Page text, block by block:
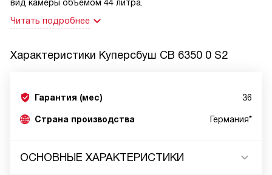
вид камеры объемом 44 литра.
Читать подробнее
Характеристики Куперсбуш CB 6350 0 S2
Гарантия (мес) 36
Страна производства Германия*
ОСНОВНЫЕ ХАРАКТЕРИСТИКИ